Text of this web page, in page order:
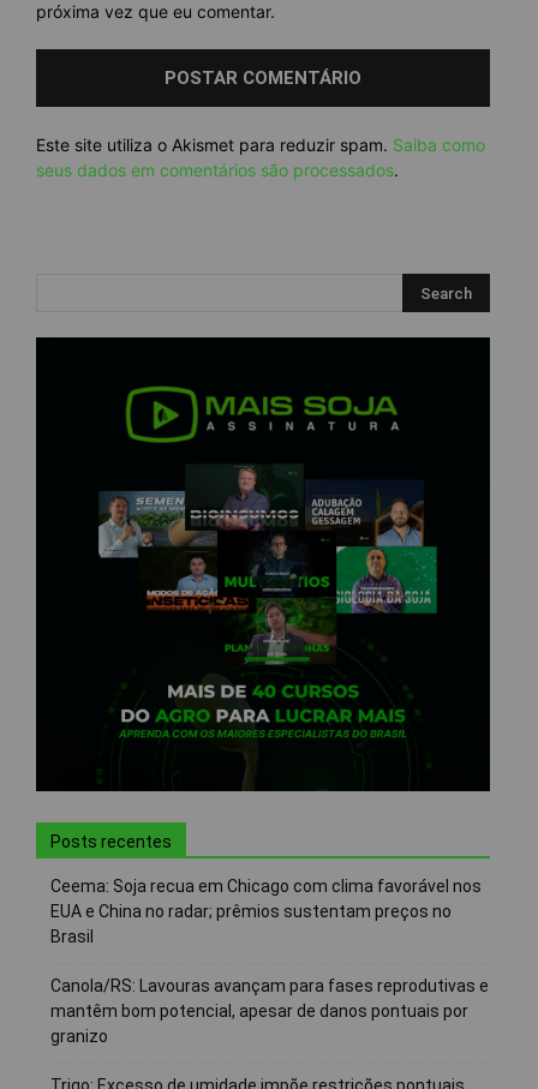
próxima vez que eu comentar.
Este site utiliza o Akismet para reduzir spam. Saiba como
seus dados em comentários são processados.
Posts recentes
Ceema: Soja recua em Chicago com clima favorável nos
EUA e China no radar; prêmios sustentam preços no
Brasil
Canola/RS: Lavouras avançam para fases reprodutivas e
mantêm bom potencial, apesar de danos pontuais por
granizo